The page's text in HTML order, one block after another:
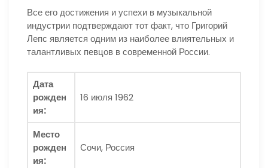
Все его достижения и успехи в музыкальной
индустрии подтверждают тот факт, что Григорий
Лепс является одним из наиболее влиятельных и
талантливых певцов в современной России.
Дата
рожден
ия:
16 июля 1962
Место
рожден
ия:
Сочи, Россия